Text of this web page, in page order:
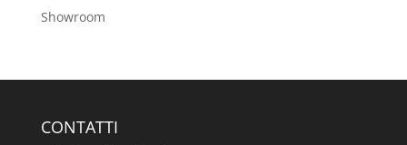
Showroom
CONTATTI